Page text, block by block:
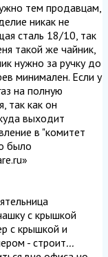
тем продавцам,
никак не
сталь 18/10, так
такой же чайник,
нужно за ручку до
минимален. Если у
на полную
так как он
выходит
в "комитет
было
»
с крышкой
с крышкой и
- строит...